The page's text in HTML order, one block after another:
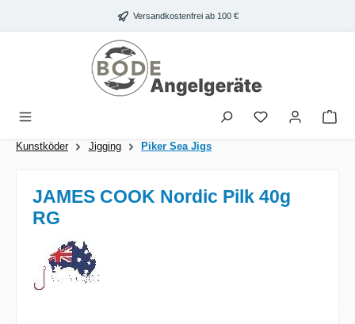
Zum Hauptinhalt springen Versandkostenfrei ab 100 €
Kunstköder Jigging Piker Sea Jigs
JAMES COOK Nordic Pilk 40g
RG